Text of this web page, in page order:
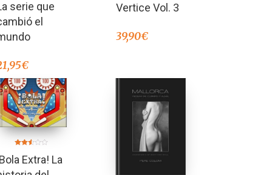
serie que
el
€
Vertice Vol. 3
39,90€
en
2.50Extra! La